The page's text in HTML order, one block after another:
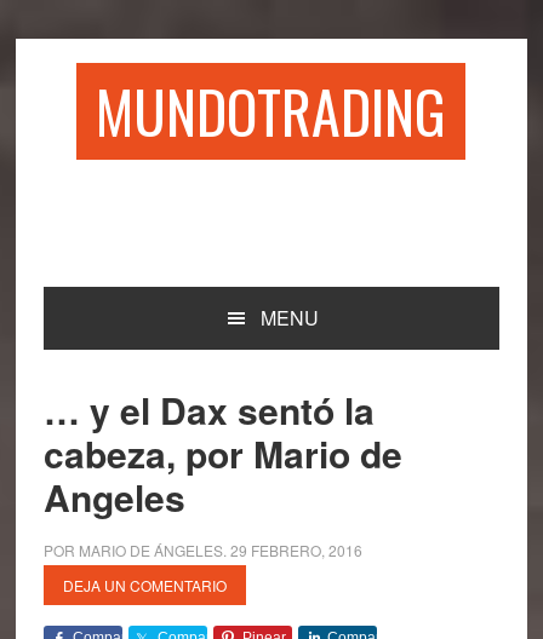
MUNDOTRADING
MENU
… y el Dax sentó la
cabeza, por Mario de
Angeles
POR MARIO DE ÁNGELES. 29 FEBRERO, 2016
DEJA UN COMENTARIO